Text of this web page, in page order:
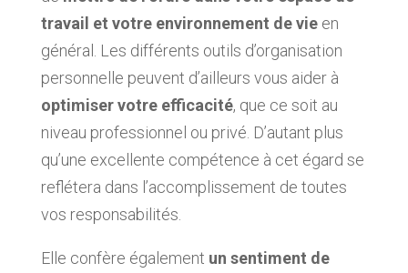
travail et votre environnement de vieen
général. Les différents outils d’organisation
personnelle peuvent d’ailleurs vous aider à
optimiser votre efficacité, que ce soit au
niveau professionnel ou privé. D’autant plus
qu’une excellente compétence à cet égard se
reflétera dans l’accomplissement de toutes
vos responsabilités.
Elle confère également un sentiment de